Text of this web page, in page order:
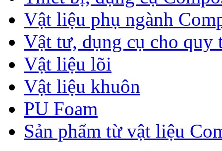
Vật liệu phụ ngành
Vật tư, dụng cụ cho quy
Vật liệu lõi
Vật liệu khuôn
PU Foam
Sản phẩm từ vật liệu